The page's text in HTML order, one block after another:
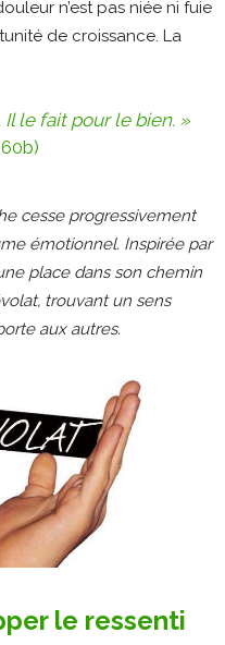
n’est pas niée ni fuie
de croissance. La
le fait pour le bien. »
cesse progressivement
émotionnel. Inspirée par
place dans son chemin
trouvant un sens
aux autres.
le ressenti